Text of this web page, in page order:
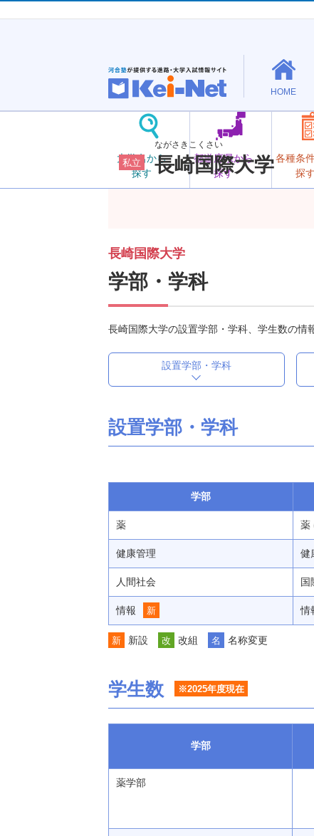
HOME
大学名から
探す
都道府県から
探す
各種条
探す
私立
ながさきこくさい
長崎国際大学
長崎国際大学
学部・学科
長崎国際大学の設置学部・学科、学生数の情
設置学部・学科
設置学部・学科
学部
薬 薬
健康管理 健
人間社会 国
情報 新 情
新 新設 改 改組 名 名称変更
学生数 ※2025年度現在
学部
薬学部